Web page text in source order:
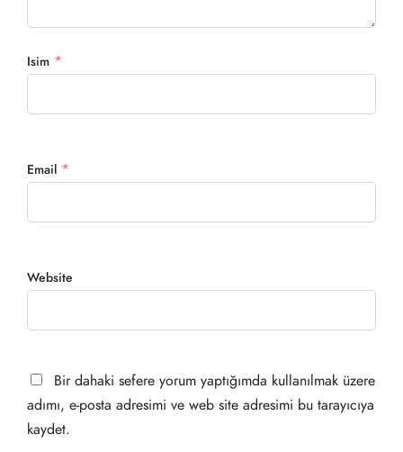
Isim *
Email *
Website
Bir dahaki sefere yorum yaptığımda kullanılmak üzere
adımı, e-posta adresimi ve web site adresimi bu tarayıcıya
kaydet.